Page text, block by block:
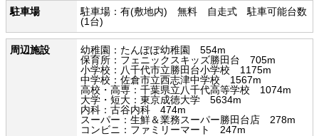
駐車場
駐車場：有(敷地内) 無料 自走式 駐車可能台数
(1台)
周辺施設
幼稚園：たんぽぽ幼稚園 554m
保育所：フェニックスキッズ勝田台 705m
小学校：八千代市立勝田台小学校 1175m
中学校：佐倉市立西志津中学校 1567m
高校・高専：千葉県立八千代高等学校 1074m
大学・短大：東京成徳大学 5634m
内科：古谷内科 474m
スーパー：生鮮＆業務スーパー勝田台店 278m
コンビニ：ファミリーマート 247m